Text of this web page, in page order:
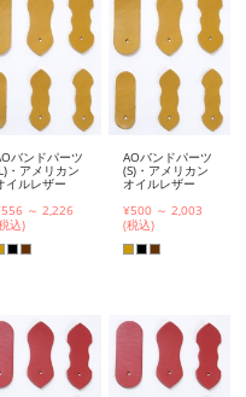
バンドパーツ
・アメリカン
イルレザー
～ 2,226
込)
AOバンドパーツ
(S)・アメリカン
オイルレザー
¥500 ～ 2,003
(税込)